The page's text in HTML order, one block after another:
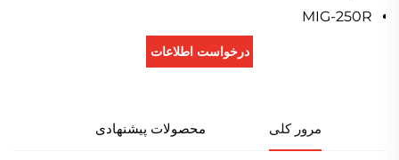
MIG-250R
درخواست اطلاعات
مرور کلی محصولات پیشنهادی